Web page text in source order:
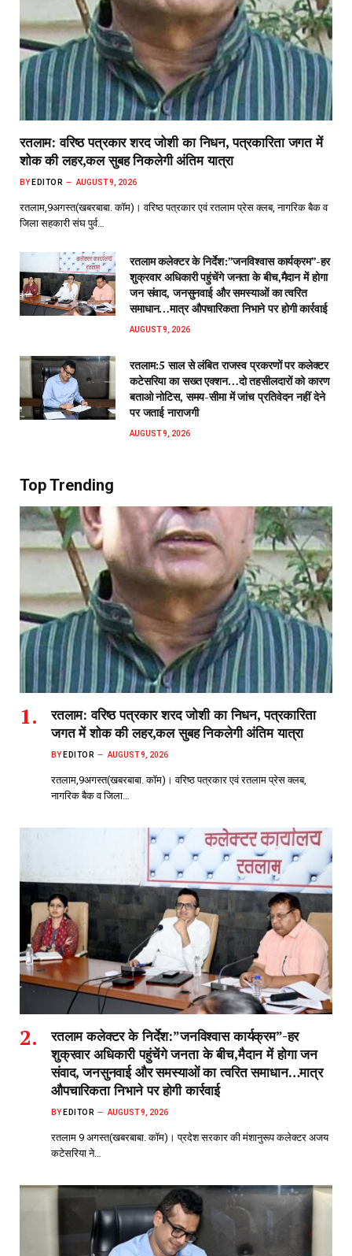
रतलाम: वरिष्ठ पत्रकार शरद जोशी का निधन, पत्रकारिता जगत में
शोक की लहर,कल सुबह निकलेगी अंतिम यात्रा
BY EDITOR AUGUST 9, 2026
रतलाम,9अगस्त(खबरबाबा. कॉम)। वरिष्ठ पत्रकार एवं रतलाम प्रेस क्लब, नागरिक बैक व
जिला सहकारी संघ पुर्व…
रतलाम कलेक्टर के निर्देश:”जनविश्वास कार्यक्रम”-हर
शुक्रवार अधिकारी पहुंचेंगे जनता के बीच,मैदान में होगा
जन संवाद, जनसुनवाई और समस्याओं का त्वरित
समाधान…मात्र औपचारिकता निभाने पर होगी कार्रवाई
AUGUST 9, 2026
रतलाम:5 साल से लंबित राजस्व प्रकरणों पर कलेक्टर
कटेसरिया का सख्त एक्शन…दो तहसीलदारों को कारण
बताओ नोटिस, समय-सीमा में जांच प्रतिवेदन नहीं देने
पर जताई नाराजगी
AUGUST 9, 2026
Top Trending
रतलाम: वरिष्ठ पत्रकार शरद जोशी का निधन, पत्रकारिता
जगत में शोक की लहर,कल सुबह निकलेगी अंतिम यात्रा
BY EDITOR AUGUST 9, 2026
रतलाम,9अगस्त(खबरबाबा. कॉम)। वरिष्ठ पत्रकार एवं रतलाम प्रेस क्लब,
नागरिक बैक व जिला…
रतलाम कलेक्टर के निर्देश:”जनविश्वास कार्यक्रम”-हर
शुक्रवार अधिकारी पहुंचेंगे जनता के बीच,मैदान में होगा जन
संवाद, जनसुनवाई और समस्याओं का त्वरित समाधान…मात्र
औपचारिकता निभाने पर होगी कार्रवाई
BY EDITOR AUGUST 9, 2026
रतलाम 9 अगस्त(खबरबाबा. कॉम)। प्रदेश सरकार की मंशानुरूप कलेक्टर अजय
कटेसरिया ने…